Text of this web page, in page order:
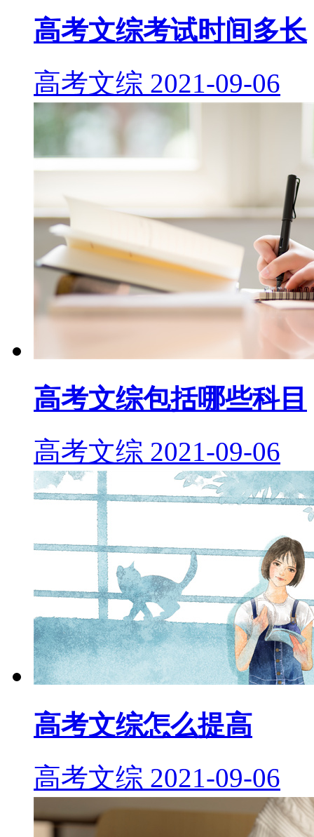
高考文综考试时间多长
高考文综 2021-09-06
高考文综包括哪些科目
高考文综 2021-09-06
高考文综怎么提高
高考文综 2021-09-06